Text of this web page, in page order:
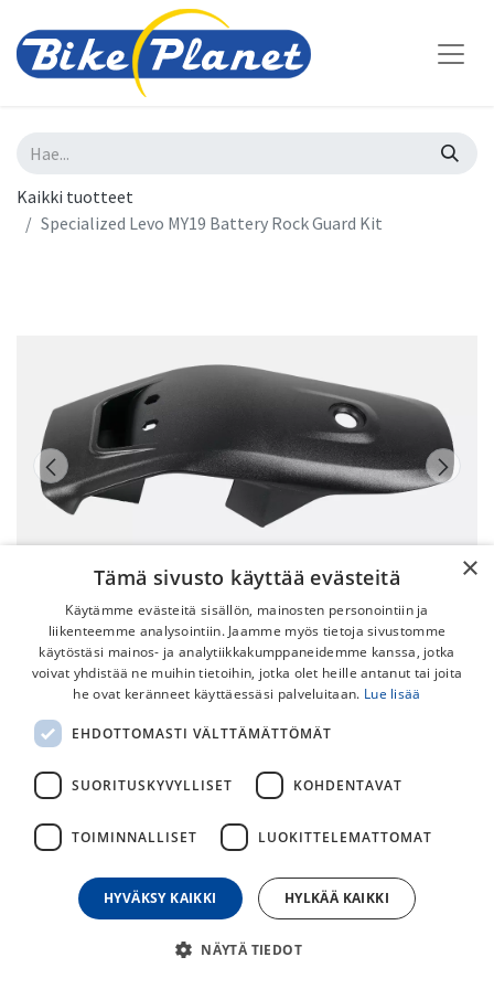
Kaikki tuotteet
Specialized Levo MY19 Battery Rock Guard Kit
Specialized Levo MY19 Battery Rock
Guard Kit
€
×
Tämä sivusto käyttää evästeitä
Käytämme evästeitä sisällön, mainosten personointiin ja
liikenteemme analysointiin. Jaamme myös tietoja sivustomme
käytöstäsi mainos- ja analytiikkakumppaneidemme kanssa, jotka
voivat yhdistää ne muihin tietoihin, jotka olet heille antanut tai joita
he ovat keränneet käyttäessäsi palveluitaan. Lue lisää
EHDOTTOMASTI VÄLTTÄMÄTTÖMÄT
SUORITUSKYVYLLISET KOHDENTAVAT
TOIMINNALLISET LUOKITTELEMATTOMAT
HYVÄKSY KAIKKI HYLKÄÄ KAIKKI
NÄYTÄ TIEDOT